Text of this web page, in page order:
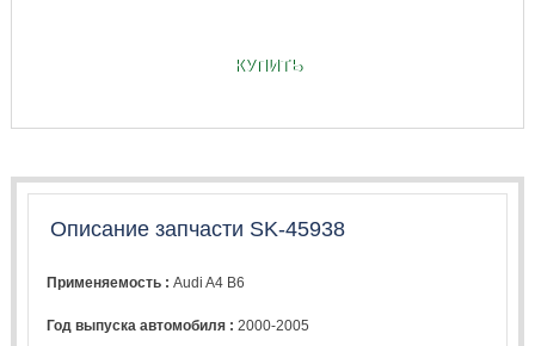
КУПИТЬ
Описание запчасти SK-45938
Применяемость :Audi A4 B6
Год выпуска автомобиля :2000-2005